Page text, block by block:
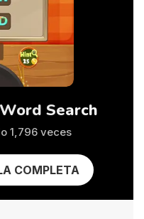
Search
1,796 veces
COMPLETA